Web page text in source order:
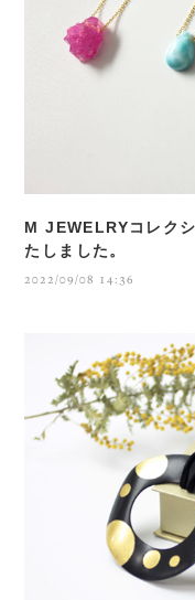
M JEWELRYコレク
たしました。
2022/09/08 14:36